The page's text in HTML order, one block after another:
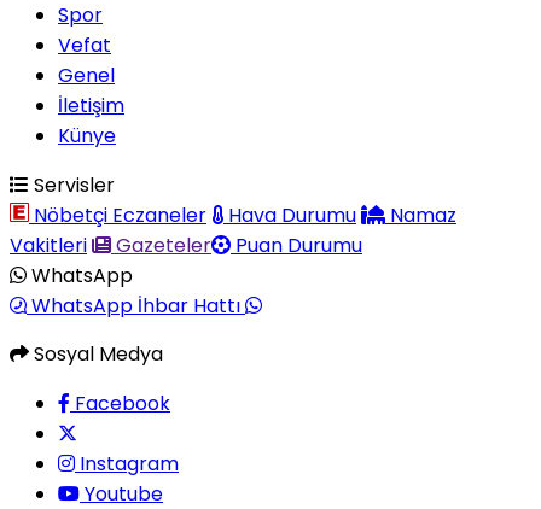
Spor
Vefat
Genel
İletişim
Künye
Servisler
Nöbetçi Eczaneler
Hava Durumu
Namaz
Vakitleri
Gazeteler
Puan Durumu
WhatsApp
WhatsApp İhbar Hattı
Sosyal Medya
Facebook
Instagram
Youtube